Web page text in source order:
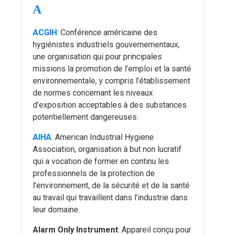
A
ACGIH: Conférence américaine des
hygiénistes industriels gouvernementaux,
une organisation qui pour principales
missions la promotion de l’emploi et la santé
environnementale, y compris l’établissement
de normes concernant les niveaux
d’exposition acceptables à des substances
potentiellement dangereuses.
AIHA: American Industrial Hygiene
Association, organisation à but non lucratif
qui a vocation de former en continu les
professionnels de la protection de
l’environnement, de la sécurité et de la santé
au travail qui travaillent dans l’industrie dans
leur domaine.
Alarm Only Instrument: Appareil conçu pour